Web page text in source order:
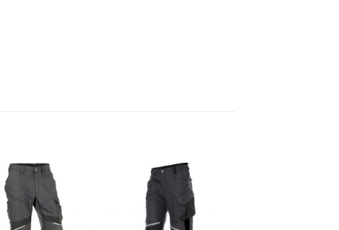
Zur
Wunschliste
hinzufügen
Zur
Wunschliste
hinzufügen